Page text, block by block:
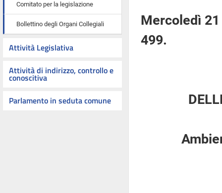
Comitato per la legislazione
Bollettino degli Organi Collegiali
Attività Legislativa
Attività di indirizzo, controllo e
conoscitiva
Parlamento in seduta comune
Mercoledì
499.